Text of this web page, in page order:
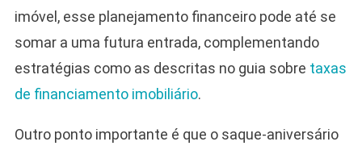
imóvel, esse planejamento financeiro pode até se
somar a uma futura entrada, complementando
estratégias como as descritas no guia sobre taxas
de financiamento imobiliário.
Outro ponto importante é que o saque-aniversário